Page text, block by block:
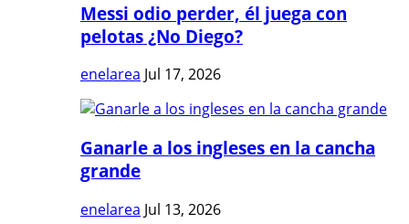
Messi odio perder, él juega con
pelotas ¿No Diego?
enelarea Jul 17, 2026
Ganarle a los ingleses en la cancha
grande
enelarea Jul 13, 2026